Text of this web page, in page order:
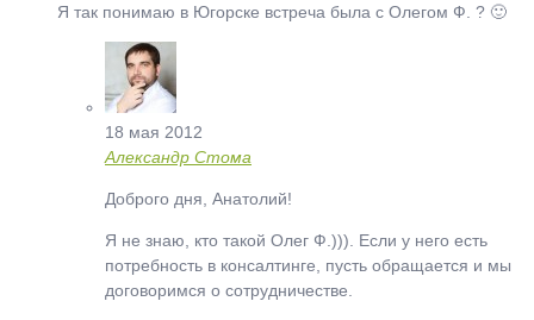
Я так понимаю в Югорске встреча была с Олегом Ф. ? 🙂
18 мая 2012
Александр Стома
Доброго дня, Анатолий!
Я не знаю, кто такой Олег Ф.))). Если у него есть
потребность в консалтинге, пусть обращается и мы
договоримся о сотрудничестве.